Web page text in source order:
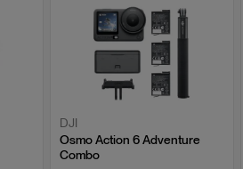
DJI
Osmo Action 6 Adventure
Combo